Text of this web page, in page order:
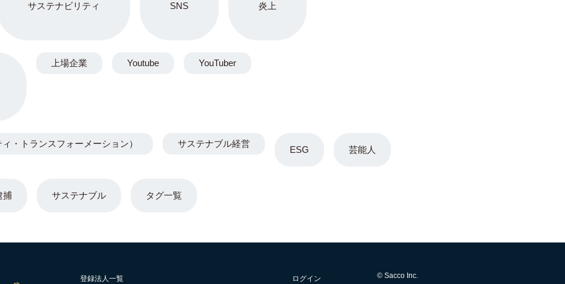
サステナビリティ SNS 炎上
ESG 芸能人
捕 サステナブル
上場企業 Youtube YouTuber
・トランスフォーメーション） サステナブル経営
タグ一覧
登録法人一覧 ログイン © Sacco Inc.